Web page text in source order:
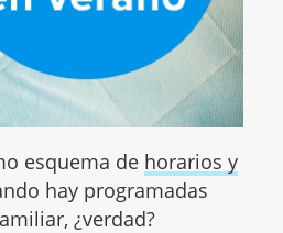
esquema de horarios y
hay programadas
¿verdad?